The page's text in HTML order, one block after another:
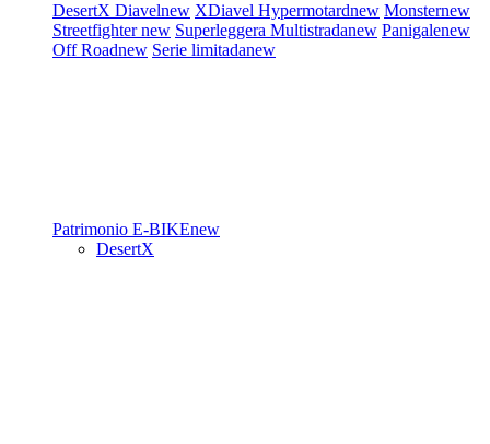
DesertX Diavelnew XDiavel Hypermotardnew Monsternew
Streetfighternew Superleggera Multistradanew Panigalenew
Off Roadnew Serie limitadanew
Patrimonio E-BIKEnew
DesertX